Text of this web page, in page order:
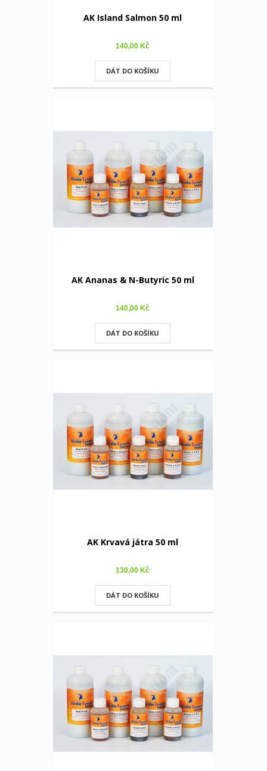
AK Island Salmon 50 ml
140,00 Kč
DÁT DO KOŠÍKU
AK Ananas & N-Butyric 50 ml
140,00 Kč
DÁT DO KOŠÍKU
AK Krvavá játra 50 ml
130,00 Kč
DÁT DO KOŠÍKU